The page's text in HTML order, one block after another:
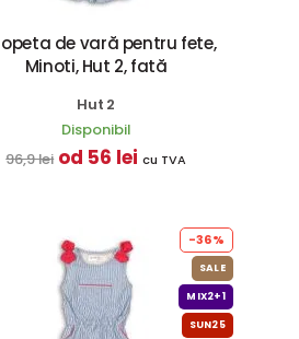
de vară pentru fete,
Minoti, Hut 2, fată
Hut 2
Disponibil
96,9 lei od 56 lei cu TVA
-36%
SALE
MIX2+1
SUN25